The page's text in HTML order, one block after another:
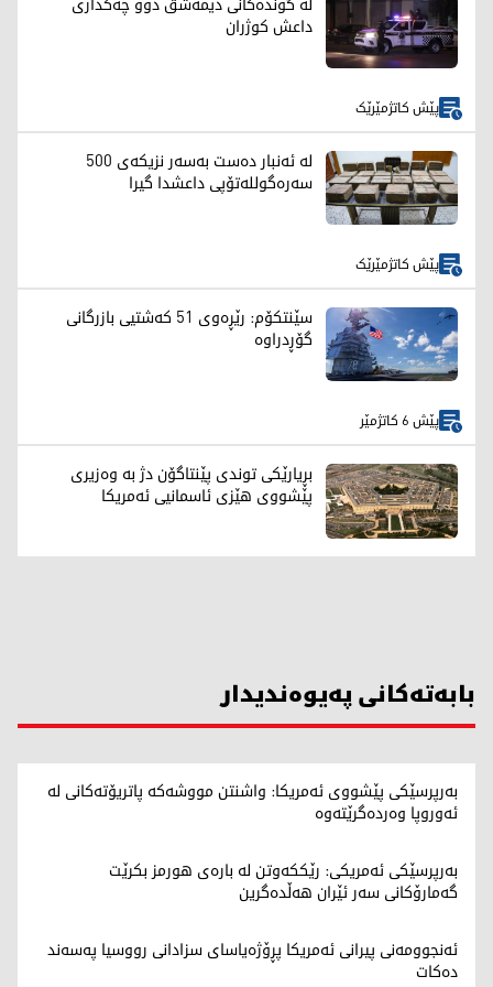
داعش کوژران
پێش کاتژمێرێک
لە ئەنبار دەست بەسەر نزیکەی 500
سەرەگوللەتۆپی داعشدا گیرا
پێش کاتژمێرێک
سێنتکۆم: رێڕەوی 51 کەشتیی بازرگانی
گۆڕدراوە
پێش 6 کاتژمێر
بڕیارێکی توندی پێنتاگۆن دژ بە وەزیری
پێشووی هێزی ئاسمانیی ئەمریکا
بابەتەکانی پەیوەندیدار
بەرپرسێکی پێشووی ئەمریکا: واشنتن مووشەکە پاتریۆتەکانی لە
ئەوروپا وەردەگرێتەوە
بەرپرسێکی ئەمریکی: رێککەوتن لە بارەی هورمز بکرێت
گەمارۆکانی سەر ئێران هەڵدەگرین
ئەنجوومەنی پیرانی ئەمریکا پڕۆژەیاسای سزادانی رووسیا په‌سه‌ند
ده‌كات